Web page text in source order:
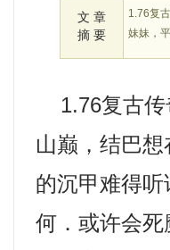
文 章
摘 要
1.76复
妹妹，
1.76复古传
山巅，结巴
的沉甲难得
何．或许会